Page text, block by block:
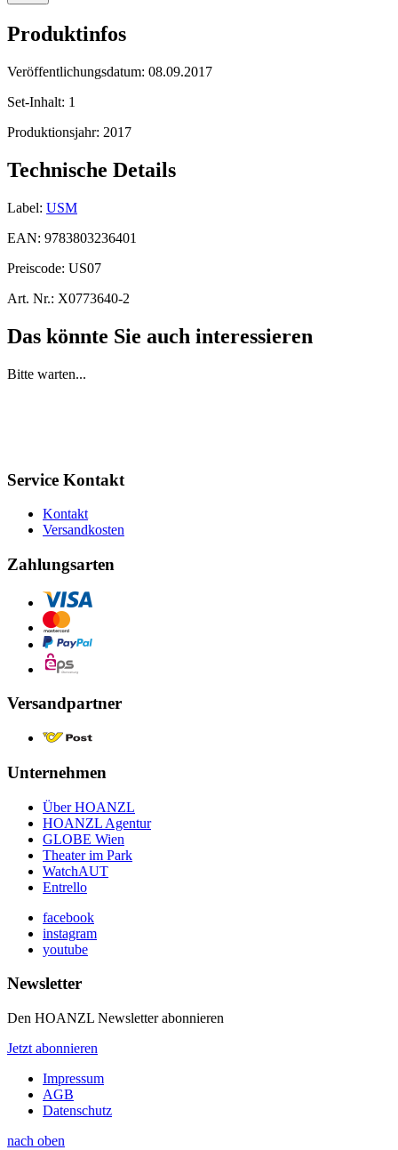
Produktinfos
Veröffentlichungsdatum: 08.09.2017
Set-Inhalt: 1
Produktionsjahr: 2017
Technische Details
Label: USM
EAN: 9783803236401
Preiscode: US07
Art. Nr.: X0773640-2
Das könnte Sie auch interessieren
Bitte warten...
Service Kontakt
Kontakt
Versandkosten
Zahlungsarten
Versandpartner
Unternehmen
Über HOANZL
HOANZL Agentur
GLOBE Wien
Theater im Park
WatchAUT
Entrello
facebook
instagram
youtube
Newsletter
Den HOANZL Newsletter abonnieren
Jetzt abonnieren
Impressum
AGB
Datenschutz
nach oben